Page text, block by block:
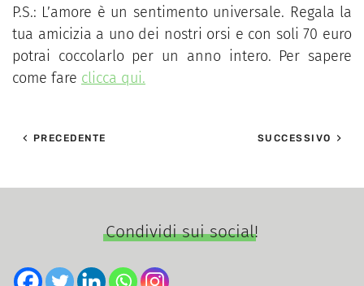
P.S.: L’amore è un sentimento universale. Regala la
tua amicizia a uno dei nostri orsi e con soli 70 euro
potrai coccolarlo per un anno intero. Per sapere
come fare clicca qui.
PRECEDENTE SUCCESSIVO
Condividi sui social!